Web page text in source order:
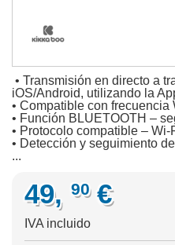
• Transmisión en directo a
iOS/Android, utilizando la
• Compatible con frecuencia
• Función BLUETOOTH –
• Protocolo compatible –
• Detección y seguimiento
...
49, 90 €
IVA incluido